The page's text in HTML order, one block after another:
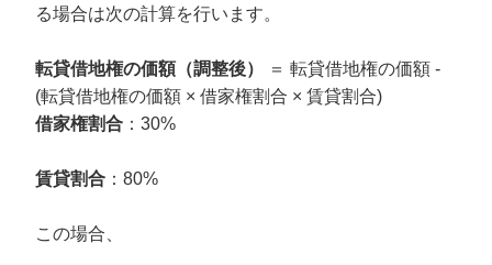
る場合は次の計算を行います。
転貸借地権の価額（調整後）
＝ 転貸借地権の価額 -
(転貸借地権の価額 × 借家権割合 × 賃貸割合)
借家権割合：30%
賃貸割合：80%
この場合、